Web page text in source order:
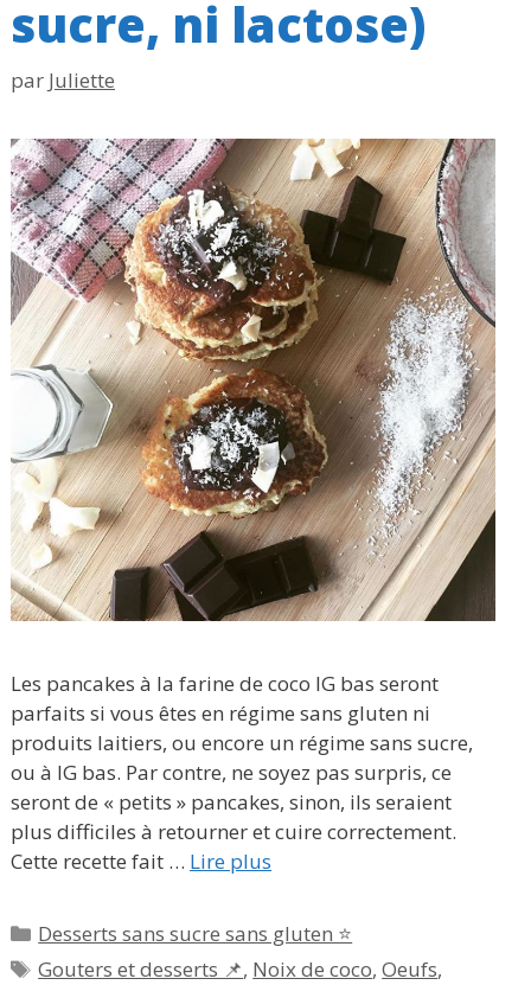
sucre, ni lactose)
par Juliette
Les pancakes à la farine de coco IG bas seront
parfaits si vous êtes en régime sans gluten ni
produits laitiers, ou encore un régime sans sucre,
ou à IG bas. Par contre, ne soyez pas surpris, ce
seront de « petits » pancakes, sinon, ils seraient
plus difficiles à retourner et cuire correctement.
Cette recette fait … Lire plus
Catégories
Desserts sans sucre sans gluten ⭐
Étiquettes
Gouters et desserts 📌, Noix de coco,Oeufs,